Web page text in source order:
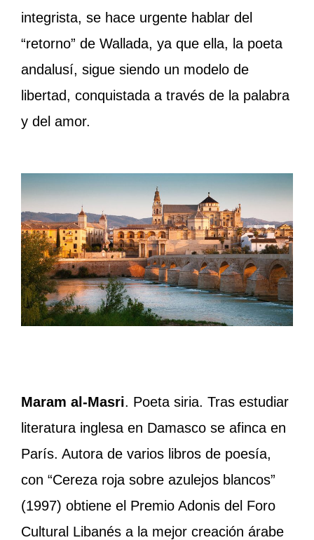
integrista, se hace urgente hablar del
“retorno” de Wallada, ya que ella, la poeta
andalusí, sigue siendo un modelo de
libertad, conquistada a través de la palabra
y del amor.
Maram al-Masri. Poeta siria. Tras estudiar
literatura inglesa en Damasco se afinca en
París. Autora de varios libros de poesía,
con “Cereza roja sobre azulejos blancos”
(1997) obtiene el Premio Adonis del Foro
Cultural Libanés a la mejor creación árabe